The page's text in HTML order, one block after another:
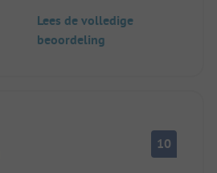
Lees de volledige
beoordeling
10